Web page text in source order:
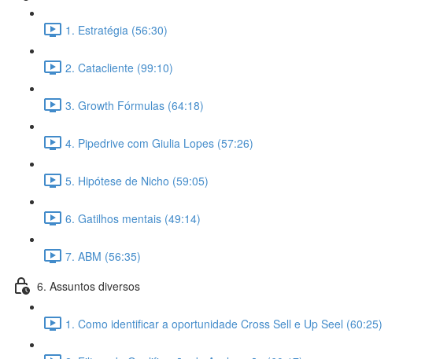
1. Estratégia (56:30)
2. Catacliente (99:10)
3. Growth Fórmulas (64:18)
4. Pipedrive com Giulia Lopes (57:26)
5. Hipótese de Nicho (59:05)
6. Gatilhos mentais (49:14)
7. ABM (56:35)
6. Assuntos diversos
1. Como identificar a oportunidade Cross Sell e Up Seel (60:25)